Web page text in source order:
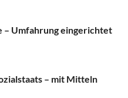
­– Umfahrung eingerichtet
– mit Mitteln